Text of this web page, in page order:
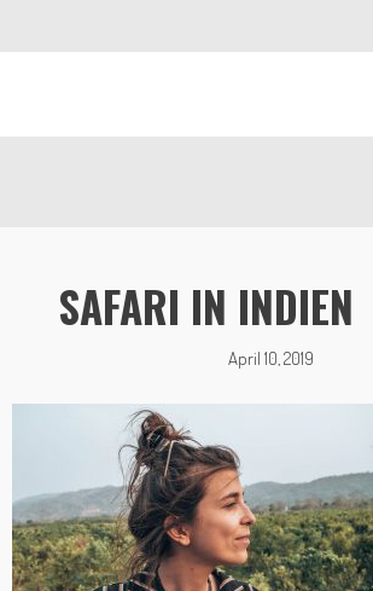
SAFARI IN INDIEN
April 10, 2019